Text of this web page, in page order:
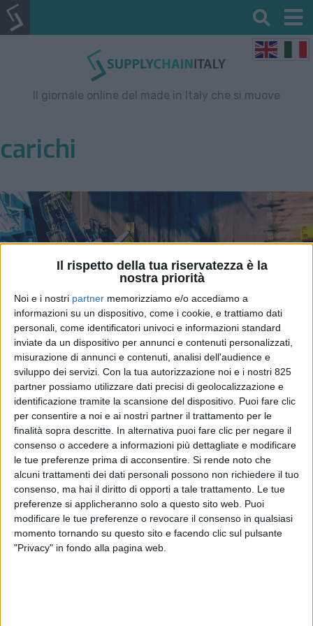
Il rispetto della tua riservatezza è la
nostra priorità
Noi e i nostri partner memorizziamo e/o accediamo a
informazioni su un dispositivo, come i cookie, e trattiamo dati
personali, come identificatori univoci e informazioni standard
inviate da un dispositivo per annunci e contenuti personalizzati,
misurazione di annunci e contenuti, analisi dell'audience e
sviluppo dei servizi. Con la tua autorizzazione noi e i nostri 825
partner possiamo utilizzare dati precisi di geolocalizzazione e
identificazione tramite la scansione del dispositivo. Puoi fare clic
per consentire a noi e ai nostri partner il trattamento per le
finalità sopra descritte. In alternativa puoi fare clic per negare il
consenso o accedere a informazioni più dettagliate e modificare
le tue preferenze prima di acconsentire. Si rende noto che
alcuni trattamenti dei dati personali possono non richiedere il tuo
consenso, ma hai il diritto di opporti a tale trattamento. Le tue
preferenze si applicheranno solo a questo sito web. Puoi
modificare le tue preferenze o revocare il consenso in qualsiasi
momento tornando su questo sito e facendo clic sul pulsante
"Privacy" in fondo alla pagina web.
Il giornale online del made in Italy che si muove
carichi
Inserto di 64 pagine con il
meglio delle spedizioni merci
italiane fuori sagoma
NOTIZIE E INTERVISTE IN EVIDENZA 22 OTTOBRE 2021